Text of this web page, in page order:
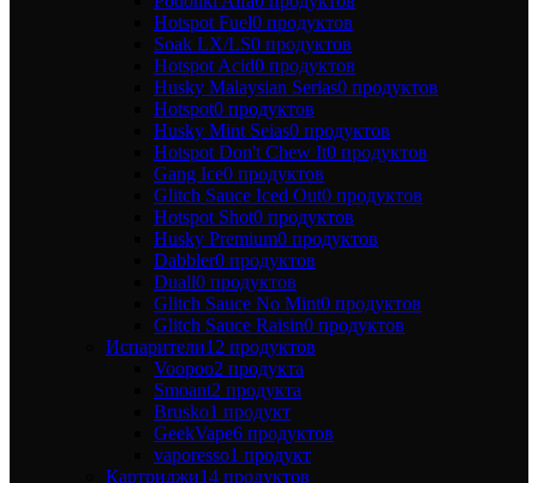
Hotspot Fuel0 продуктов
Soak LX/LS0 продуктов
Hotspot Acid0 продуктов
Husky Malaysian Serias0 продуктов
Hotspot0 продуктов
Husky Mint Seias0 продуктов
Hotspot Don't Chew It0 продуктов
Gang Ice0 продуктов
Glitch Sauce Iced Out0 продуктов
Hotspot Shot0 продуктов
Husky Premium0 продуктов
Dabbler0 продуктов
Duall0 продуктов
Glitch Sauce No Mint0 продуктов
Glitch Sauce Raisin0 продуктов
Испарители12 продуктов
Voopoo2 продукта
Smoant2 продукта
Brusko1 продукт
GeekVape6 продуктов
vaporesso1 продукт
Картриджи14 продуктов